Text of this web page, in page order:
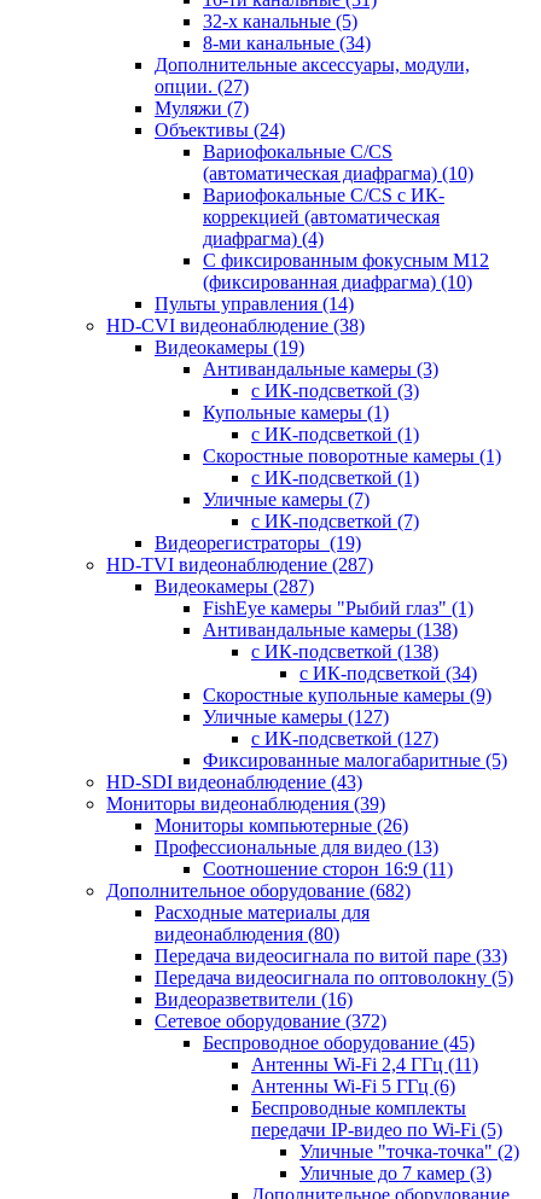
32-х канальные (5)
8-ми канальные (34)
Дополнительные аксессуары, модули,
опции. (27)
Муляжи (7)
Объективы (24)
Вариофокальные C/CS
(автоматическая диафрагма) (10)
Вариофокальные C/CS с ИК-
коррекцией (автоматическая
диафрагма) (4)
С фиксированным фокусным М12
(фиксированная диафрагма) (10)
Пульты управления (14)
HD-CVI видеонаблюдение (38)
Видеокамеры (19)
Антивандальные камеры (3)
с ИК-подсветкой (3)
Купольные камеры (1)
с ИК-подсветкой (1)
Скоростные поворотные камеры (1)
с ИК-подсветкой (1)
Уличные камеры (7)
с ИК-подсветкой (7)
Видеорегистраторы (19)
HD-TVI видеонаблюдение (287)
Видеокамеры (287)
FishEye камеры "Рыбий глаз" (1)
Антивандальные камеры (138)
с ИК-подсветкой (138)
с ИК-подсветкой (34)
Скоростные купольные камеры (9)
Уличные камеры (127)
с ИК-подсветкой (127)
Фиксированные малогабаритные (5)
HD-SDI видеонаблюдение (43)
Мониторы видеонаблюдения (39)
Мониторы компьютерные (26)
Профессиональные для видео (13)
Соотношение сторон 16:9 (11)
Дополнительное оборудование (682)
Расходные материалы для
видеонаблюдения (80)
Передача видеосигнала по витой паре (33)
Передача видеосигнала по оптоволокну (5)
Видеоразветвители (16)
Сетевое оборудование (372)
Беспроводное оборудование (45)
Антенны Wi-Fi 2,4 ГГц (11)
Антенны Wi-Fi 5 ГГц (6)
Беспроводные комплекты
передачи IP-видео по Wi-Fi (5)
Уличные "точка-точка" (2)
Уличные до 7 камер (3)
Дополнительное оборудование